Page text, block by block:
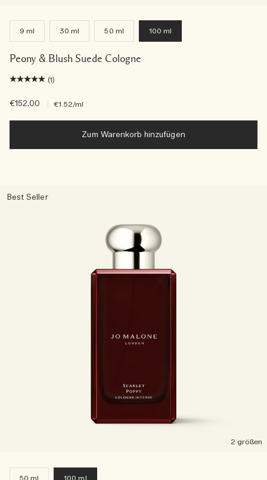
9 ml 30 ml 50 ml 100 ml
Peony & Blush Suede Cologne
(1)
€152.00 €1.52/ml
Zum Warenkorb hinzufügen
Best Seller
2 größen